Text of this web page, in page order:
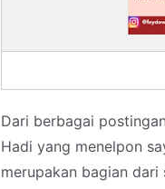
Dari berbagai postingan
Hadi yang menelpon
merupakan bagian dari